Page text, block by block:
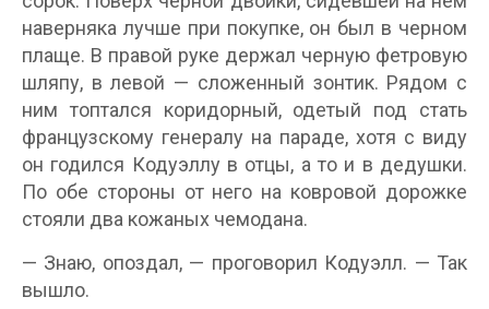
наверняка лучше при покупке, он был в черном
плаще. В правой руке держал черную фетровую
шляпу, в левой — сложенный зонтик. Рядом с
ним топтался коридорный, одетый под стать
французскому генералу на параде, хотя с виду
он годился Кодуэллу в отцы, а то и в дедушки.
По обе стороны от него на ковровой дорожке
стояли два кожаных чемодана.
— Знаю, опоздал, — проговорил Кодуэлл. — Так
вышло.